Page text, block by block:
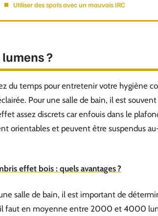
Utiliser des spots avec un mauvais IRC
?
du temps pour entretenir votre hygiène
Pour une salle de bain, il est souvent
assez discrets car enfouis dans le
orientables et peuvent être suspendus
effet bois : quels avantages ?
salle de bain, il est important de
il faut en moyenne entre 2000 et 4000